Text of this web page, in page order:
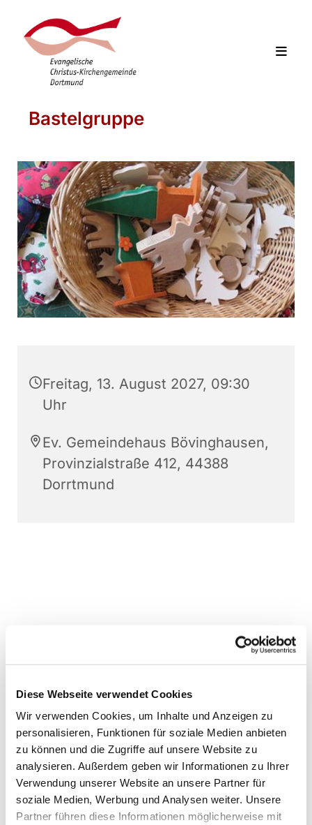
Diese Webseite verwendet Cookies
Wir verwenden Cookies, um Inhalte und Anzeigen zu
personalisieren, Funktionen für soziale Medien anbieten
zu können und die Zugriffe auf unsere Website zu
analysieren. Außerdem geben wir Informationen zu Ihrer
Verwendung unserer Website an unsere Partner für
soziale Medien, Werbung und Analysen weiter. Unsere
Partner führen diese Informationen möglicherweise mit
Bastelgruppe
Freitag, 13. August 2027, 09:30
Uhr
Ev. Gemeindehaus Bövinghausen,
Provinzialstraße 412, 44388
Dorrtmund